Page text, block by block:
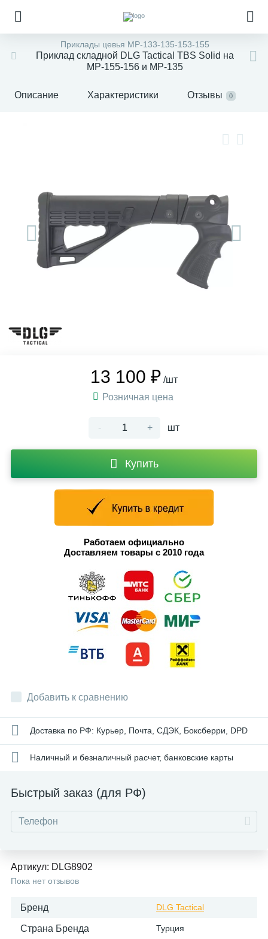
Приклады цевья МР-133-135-153-155
Приклад складной DLG Tactical TBS Solid на
МР-155-156 и МР-135
Описание Характеристики Отзывы 0
13 100 ₽ /шт
Розничная цена
- + шт
Купить
Работаем официально
Доставляем товары с 2010 года
Добавить к сравнению
Доставка по РФ: Курьер, Почта, СДЭК, Боксберри, DPD
Наличный и безналичный расчет, банковские карты
Быстрый заказ (для РФ)
Артикул: DLG8902
Пока нет отзывов
Бренд DLG Tactical
Страна Бренда Турция